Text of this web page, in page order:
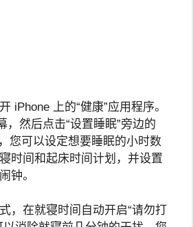
iPhone 上的“健康”应用程序。
，然后点击“设置睡眠”旁边的
您可以设定想要睡眠的小时数
时间和起床时间计划，并设置
钟。
，在就寝时间自动开启“请勿打